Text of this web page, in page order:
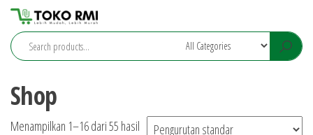
Skip
the
RMI
Jepara
Shop
Menampilkan 1–16 dari 55 hasil